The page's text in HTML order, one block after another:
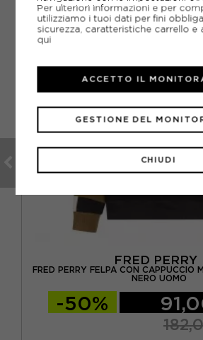
FRED PERRY
FRED PERRY FELPA CON CAPPUCCIO
NERO UOMO
-50%
Per ulteriori informazioni e per
utilizziamo i tuoi dati per fini
sicurezza, caratteristiche carrello e
qui
CHIUDI
GESTIONE DEL
ACCETTO IL